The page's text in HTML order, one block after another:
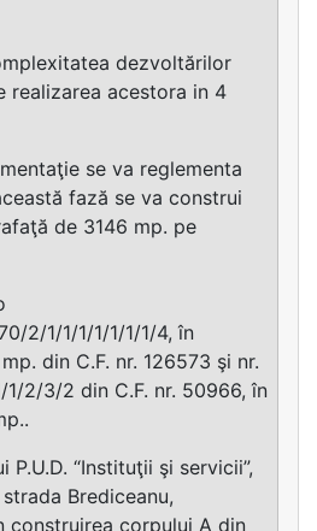
dezvoltărilor
realizarea acestora in 4
se va reglementa
fază se va construi
de 3146 mp. pe
2/1/1/1/1/1/1/1/4, în
din C.F. nr. 126573 şi nr.
1/2/3/2 din C.F. nr. 50966, în
“Instituţii şi servicii”,
Brediceanu,
construirea corpului A din